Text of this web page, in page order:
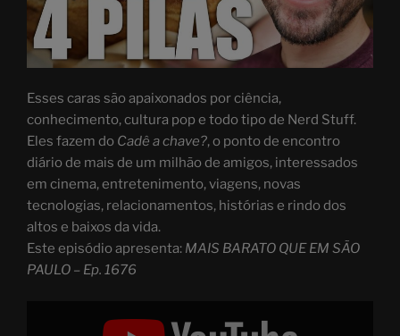
Esses caras são apaixonados por ciência,
conhecimento, cultura pop e todo tipo de Nerd Stuff.
Eles fazem do Cadê a chave?, o ponto de encontro
diário de mais de um milhão de amigos, interessados
em cinema, entretenimento, viagens, novas
tecnologias, relacionamentos, histórias e rindo dos
altos e baixos da vida.
Este episódio apresenta: MAIS BARATO QUE EM SÃO
PAULO – Ep. 1676